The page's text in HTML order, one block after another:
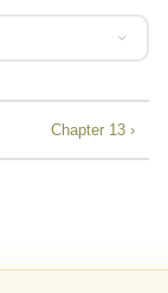
Chapter 13 ›